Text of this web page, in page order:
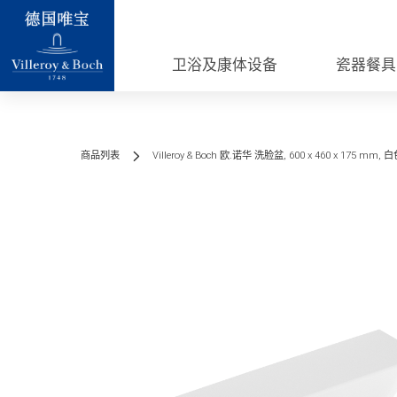
卫浴及康体设备 瓷器餐具
商品列表 Villeroy & Boch 欧.诺华 洗脸盆, 600 x 460 x 175 mm,